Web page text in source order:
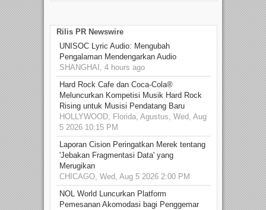
Rilis PR Newswire
UNISOC Lyric Audio: Mengubah
Pengalaman Mendengarkan Audio
SHANGHAI, 4 hours ago
Hard Rock Cafe dan Coca-Cola®
Meluncurkan Kompetisi Musik Hard Rock
Rising untuk Musisi Pendatang Baru
HOLLYWOOD, Florida, Agustus, Wed, Aug
5 2026 10:15 PM
Laporan Cision Peringatkan Merek tentang
'Jebakan Fragmentasi Data' yang
Merugikan
CHICAGO, Wed, Aug 5 2026 2:00 PM
NOL World Luncurkan Platform
Pemesanan Akomodasi bagi Penggemar